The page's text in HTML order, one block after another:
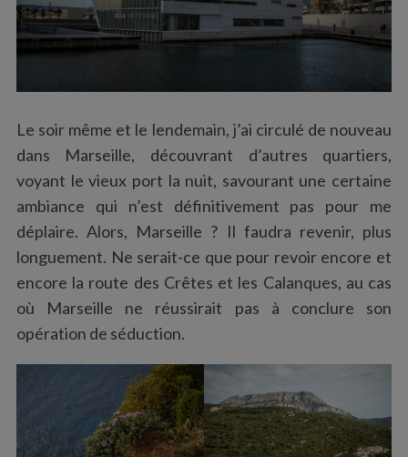
Le soir même et le lendemain, j’ai circulé de nouveau
dans Marseille, découvrant d’autres quartiers,
voyant le vieux port la nuit, savourant une certaine
ambiance qui n’est définitivement pas pour me
déplaire. Alors, Marseille ? Il faudra revenir, plus
longuement. Ne serait-ce que pour revoir encore et
encore la route des Crêtes et les Calanques, au cas
où Marseille ne réussirait pas à conclure son
opération de séduction.